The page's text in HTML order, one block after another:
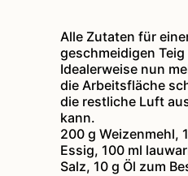
Alle Zutaten für
geschmeidigen
Idealerweise nun
die Arbeitsfläche
die restliche Luft
kann.
200 g Weizenmehl,
Essig, 100 ml
Salz, 10 g Öl zum